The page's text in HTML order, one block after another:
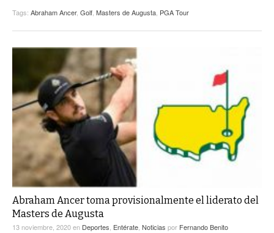
Tags: Abraham Ancer, Golf Masters de Augusta PGA Tour
Abraham Ancer toma provisionalmente el liderato del
Masters de Augusta
13 noviembre, 2020en Deportes Entérate Noticias por Fernando Benito